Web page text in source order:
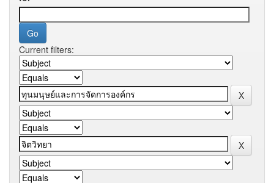
Current filters: